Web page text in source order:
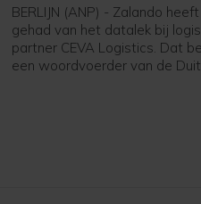
BERLIJN (ANP) - Zalando
gehad van het datalek bij
partner CEVA Logistics. Dat
een woordvoerder van de